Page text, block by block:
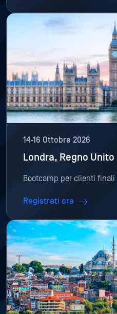
14-16 Ottobre 2026
Londra, Regno Unito
Bootcamp per clienti finali
Registrati ora